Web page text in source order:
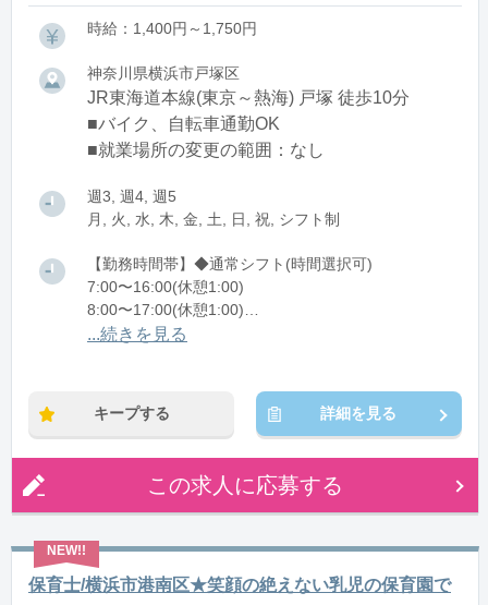
時給：1,400円～1,750円
神奈川県横浜市戸塚区
JR東海道本線(東京～熱海) 戸塚 徒歩10分
■バイク、自転車通勤OK
■就業場所の変更の範囲：なし
週3, 週4, 週5
月, 火, 水, 木, 金, 土, 日, 祝, シフト制
【勤務時間帯】◆通常シフト(時間選択可)
7:00〜16:00(休憩1:00)
8:00〜17:00(休憩1:00)
12:00〜21:00(休憩1:00)
...続きを見る
キープする 詳細を見る
この求人に応募する
保育士/横浜市港南区★笑顔の絶えない乳児の保育園で